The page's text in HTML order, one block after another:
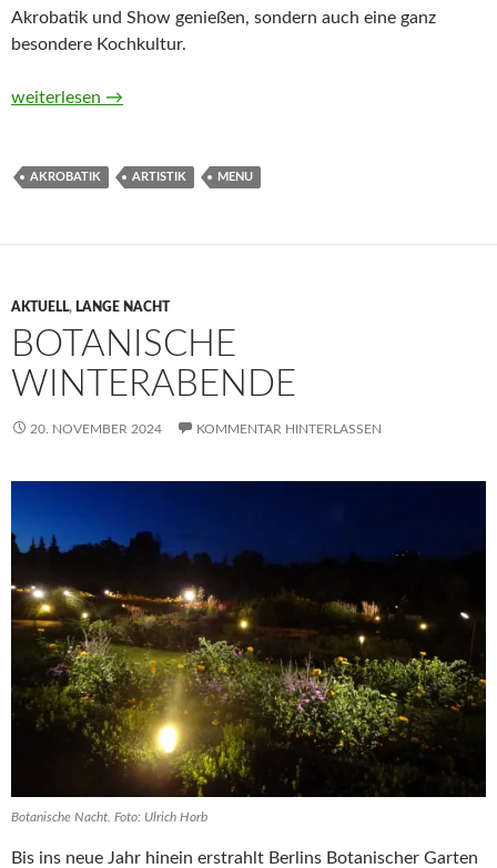
Akrobatik und Show genießen, sondern auch eine ganz
besondere Kochkultur.
Artistik über den Tellern 2025
weiterlesen →
AKROBATIK ARTISTIK MENU
AKTUELL, LANGE NACHT
BOTANISCHE
WINTERABENDE
20. NOVEMBER 2024 KOMMENTAR HINTERLASSEN
Botanische Nacht. Foto: Ulrich Horb
Bis ins neue Jahr hinein erstrahlt Berlins Botanischer Garten